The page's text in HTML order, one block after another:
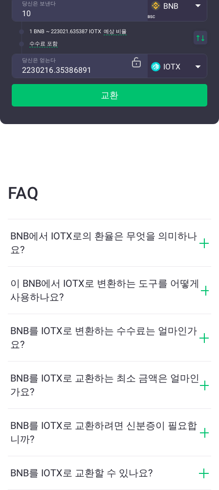
당신은 보낸다
BSC
BNB
1 BNB ~ 223021.635387 IOTX 예상 비율
수수료 포함
당신은 얻는다
IOTX
교환
FAQ
BNB에서 IOTX로의 환율은 무엇을 의미하나
요?
줍니다. 이 환율은 시장 상황, 수요와 공급, 그리고 유동성
에 따라 변동합니다.
이 BNB에서 IOTX로 변환하는 도구를 어떻게
사용하나요?
수량을 계산해줍니다. 그런 다음, 안내에 따라 거래를 완
료하세요.
BNB를 IOTX로 변환하는 수수료는 얼마인가
요?
라집니다. ChangeNOW는 숨겨진 수수료 없이 경쟁력 있
는 요금을 제공하며, 최종 금액은 거래를 확인하기 전에
표시됩니다.
BNB를 IOTX로 교환하는 최소 금액은 얼마인
가요?
다. 플랫폼은 원활한 거래를 보장하기 위해 필요한 최소
금액을 자동으로 계산합니다. 그러나 대부분의 경우, 최
소 금액은 2달러 상당입니다.
BNB를 IOTX로 교환하려면 신분증이 필요합
니까?
프로세스가 빠르고 익명입니다. 그러나 ChangeNOW Pro
BNB를 IOTX로 교환할 수 있나요?